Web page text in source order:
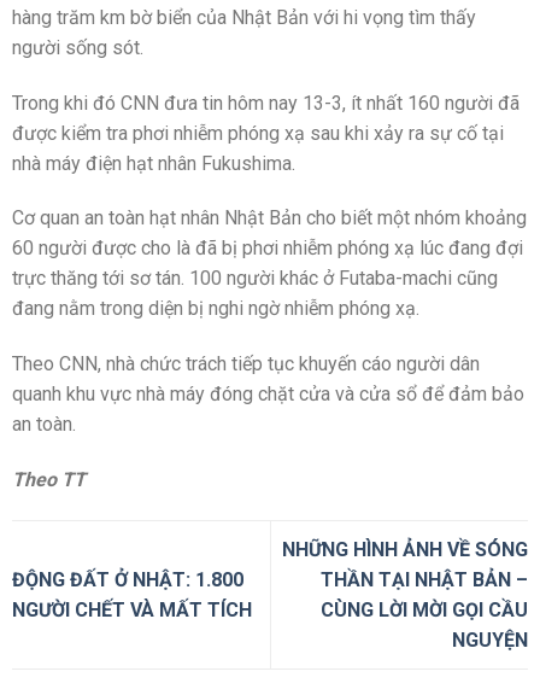
hàng trăm km bờ biển của Nhật Bản với hi vọng tìm thấy
người sống sót.
Trong khi đó CNN đưa tin hôm nay 13-3, ít nhất 160 người đã
được kiểm tra phơi nhiễm phóng xạ sau khi xảy ra sự cố tại
nhà máy điện hạt nhân Fukushima.
Cơ quan an toàn hạt nhân Nhật Bản cho biết một nhóm khoảng
60 người được cho là đã bị phơi nhiễm phóng xạ lúc đang đợi
trực thăng tới sơ tán. 100 người khác ở Futaba-machi cũng
đang nằm trong diện bị nghi ngờ nhiễm phóng xạ.
Theo CNN, nhà chức trách tiếp tục khuyến cáo người dân
quanh khu vực nhà máy đóng chặt cửa và cửa sổ để đảm bảo
an toàn.
Theo TT
ĐỘNG ĐẤT Ở NHẬT: 1.800
NGƯỜI CHẾT VÀ MẤT TÍCH
NHỮNG HÌNH ẢNH VỀ SÓNG
THẦN TẠI NHẬT BẢN –
CÙNG LỜI MỜI GỌI CẦU
NGUYỆN